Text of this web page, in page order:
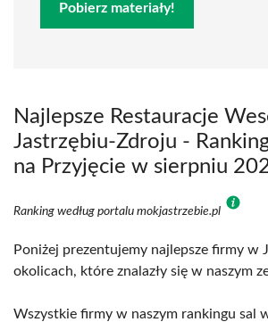
Pobierz materiały!
Najlepsze Restauracje
Jastrzębiu-Zdroju - Ranking
na Przyjęcie w sierpniu
Ranking według portalu mokjastrzebie.pl
Poniżej prezentujemy najlepsze firmy w
okolicach, które znalazły się w naszym
Wszystkie firmy w naszym rankingu sal